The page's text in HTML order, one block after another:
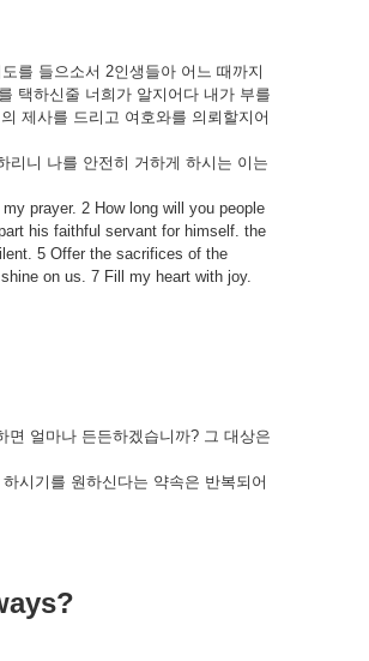
도를 들으소서 2인생들아 어느 때까지
택하신줄 너희가 알지어다 내가 부를
제사를 드리고 여호와를 의뢰할지어
리니 나를 안전히 거하게 하시는 이는
prayer. 2 How long will you people
his faithful servant for himself. the
5 Offer the sacrifices of the
on us. 7 Fill my heart with joy.
면 얼마나 든든하겠습니까? 그 대상은
하시기를 원하신다는 약속은 반복되어